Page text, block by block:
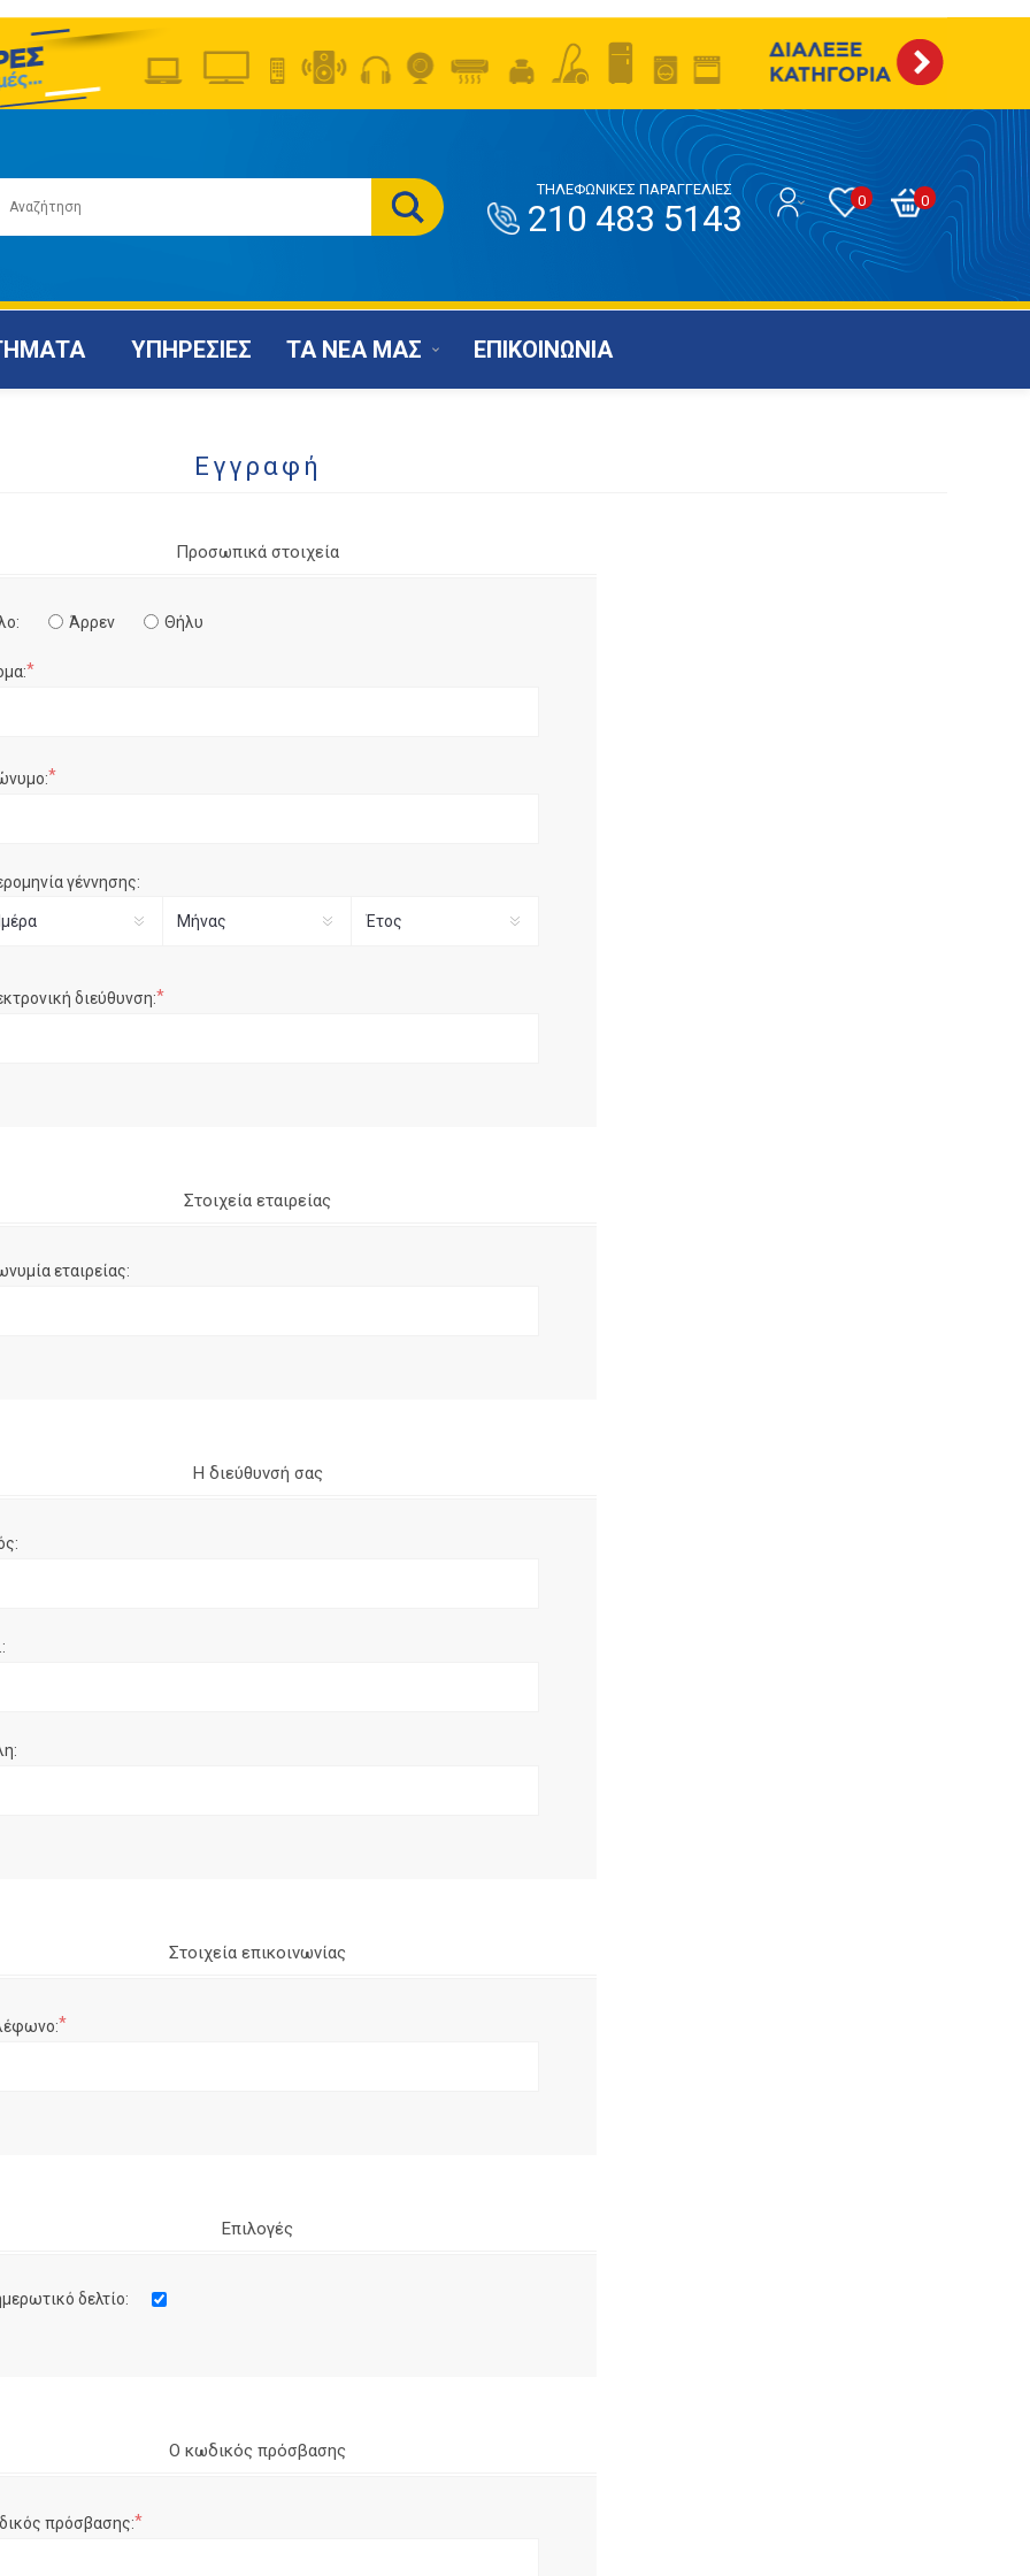
0
0
ΤΗΛΕΦΩΝΙΚΕΣ ΠΑΡΑΓΓΕΛΙΕΣ
210 483 5143
ΥΠΗΡΕΣΙΕΣ ΤΑ ΝΕΑ ΜΑΣ ΕΠΙΚΟΙΝΩΝΙΑ
Εγγραφή
Προσωπικά στοιχεία
Άρρεν Θήλυ
*
*
γέννησης:
διεύθυνση:*
Στοιχεία εταιρείας
εταιρείας:
Η διεύθυνσή σας
Στοιχεία επικοινωνίας
*
Επιλογές
δελτίο:
Ο κωδικός πρόσβασης
πρόσβασης:*